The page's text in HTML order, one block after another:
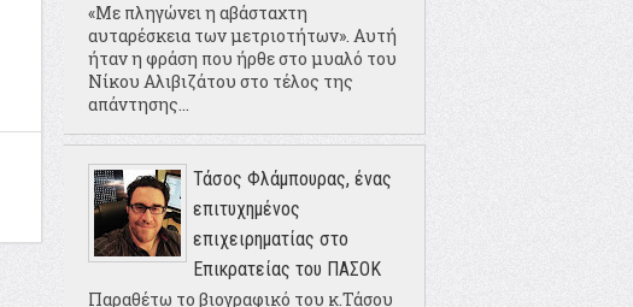
«Με πληγώνει η αβάσταχτη
αυταρέσκεια των μετριοτήτων». Αυτή
ήταν η φράση που ήρθε στο μυαλό του
Νίκου Αλιβιζάτου στο τέλος της
απάντησης...
Τάσος Φλάμπουρας, ένας
επιτυχημένος
επιχειρηματίας στο
Επικρατείας του ΠΑΣΟΚ
Παραθέτω το βιογραφικό του κ.Τάσου